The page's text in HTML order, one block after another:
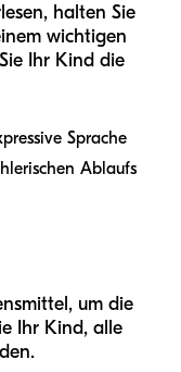
halten Sie
wichtigen
Ihr Kind die
Sprache
Ablaufs
um die
Ihr Kind, alle